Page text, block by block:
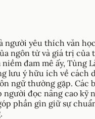
người yêu thích văn
ngôn từ và giá trị của
đam mê ấy, Tùng
lưu ý hữu ích về cách
ngữ thường gặp. Các
đọc nâng cao kỹ
phần gìn giữ sự